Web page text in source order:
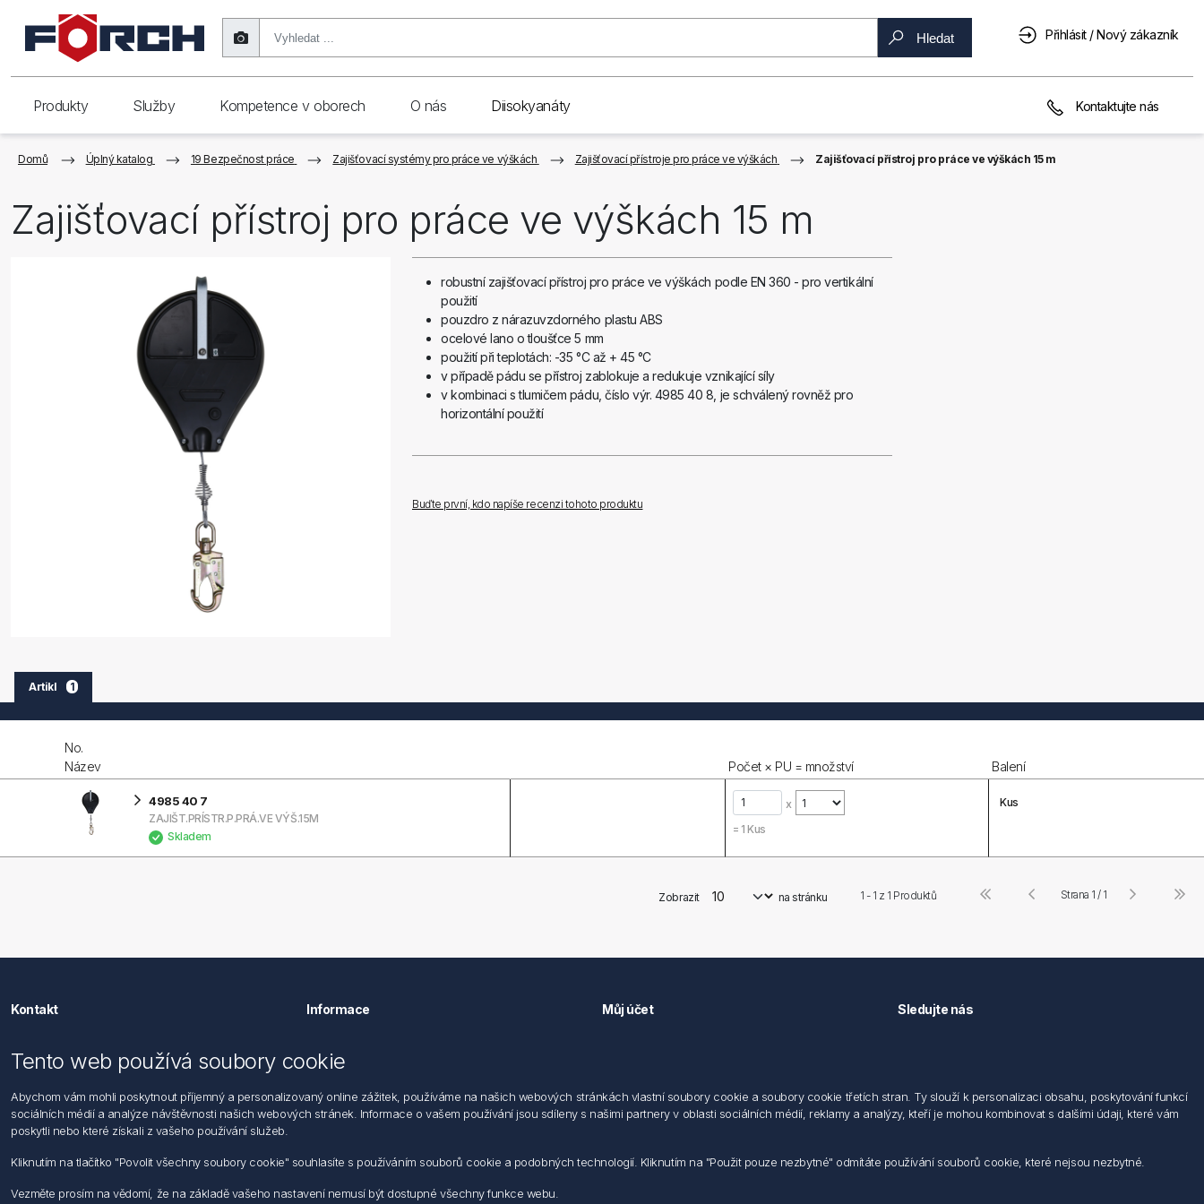
Hledat Přihlásit / Nový zákazník
Produkty Služby Kompetence v oborech O nás Diisokyanáty Kontaktujte nás
Domů Úplný katalog 19 Bezpečnost práce Zajišťovací systémy pro práce ve výškách Zajišťovací přístroje pro práce ve výškách Zajišťovací přístroj pro práce ve výškách 15 m
Zajišťovací přístroj pro práce ve výškách 15 m
robustní zajišťovací přístroj pro práce ve výškách podle EN 360 - pro vertikální
použití
pouzdro z nárazuvzdorného plastu ABS
ocelové lano o tloušťce 5 mm
použití při teplotách: -35 °C až + 45 °C
v případě pádu se přístroj zablokuje a redukuje vznikající síly
v kombinaci s tlumičem pádu, číslo výr. 4985 40 8, je schválený rovněž pro
horizontální použití
Buďte první, kdo napíše recenzi tohoto produktu
Artikl 1
No.
Název
Počet × PU = množství Balení
4985 40 7
ZAJIŠT.PRÍSTR.P.PRÁ.VE VÝŠ.15M
Skladem
x
= 1 Kus
Kus
Zobrazit na stránku 1 - 1 z 1 Produktů Strana 1 / 1
Kontakt
Dopravní 1314/1
Po - Pá: 7:30 - 16:00
Tel: +420 271 001 986-9
Informace
Dodržování předpisů
osob
Podmínky zasílání elektronických dokumentu
Informace o nakládaní s elektroodpadem
Můj účet Sledujte nás
Tento web používá soubory cookie
Abychom vám mohli poskytnout příjemný a personalizovaný online zážitek, používáme na našich webových stránkách vlastní soubory cookie a soubory cookie třetích stran. Ty slouží k personalizaci obsahu, poskytování funkcí
sociálních médií a analýze návštěvnosti našich webových stránek. Informace o vašem používání jsou sdíleny s našimi partnery v oblasti sociálních médií, reklamy a analýzy, kteří je mohou kombinovat s dalšími údaji, které vám
poskytli nebo které získali z vašeho používání služeb.
Kliknutím na tlačítko "Povolit všechny soubory cookie" souhlasíte s používáním souborů cookie a podobných technologií. Kliknutím na "Použit pouze nezbytné" odmítáte používání souborů cookie, které nejsou nezbytné.
Vezměte prosím na vědomí, že na základě vašeho nastavení nemusí být dostupné všechny funkce webu.